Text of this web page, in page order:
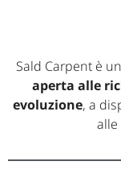
Sald Carpent è
aperta alle
evoluzione, a
alle